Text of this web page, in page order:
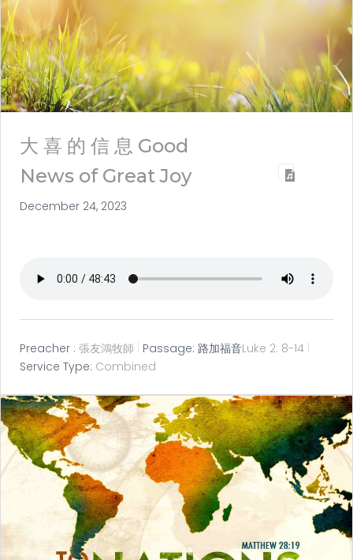
大 喜 的 信 息 Good
News of Great Joy
December 24, 2023
Preacher : 張友鴻牧師 Passage: 路加福音Luke 2: 8-14
Service Type: Combined